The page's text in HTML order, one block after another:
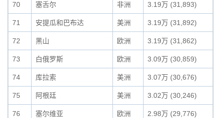
70 塞舌尔 非洲 3.19万 (31,893)
71 安提瓜和巴布达 美洲 3.19万 (31,892)
72 黑山 欧洲 3.19万 (31,862)
73 白俄罗斯 欧洲 3.09万 (30,859)
74 库拉索 美洲 3.07万 (30,676)
75 阿根廷 美洲 3.02万 (30,246)
76 塞尔维亚 欧洲 2.98万 (29,776)